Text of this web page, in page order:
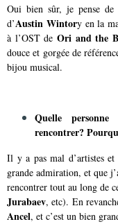
Oui bien sûr, je pense
d’Austin Wintory en la
à l’OST de Ori and the
douce et gorgée de
bijou musical.
Quelle
rencontrer?
Il y a pas mal d’artistes et
grande admiration, et que
rencontrer tout au long de
Jurabaev, etc). En
Ancel, et c’est un bien